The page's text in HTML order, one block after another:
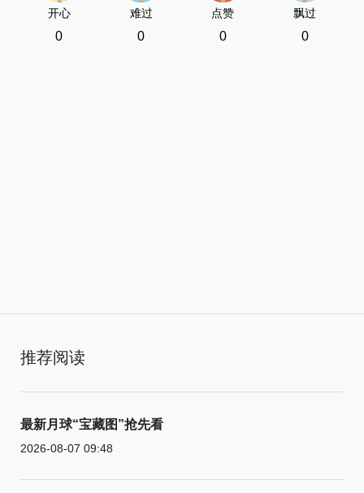
开心
0
难过
0
点赞
0
飘过
0
推荐阅读
最新月球“宝藏图”抢先看
2026-08-07 09:48